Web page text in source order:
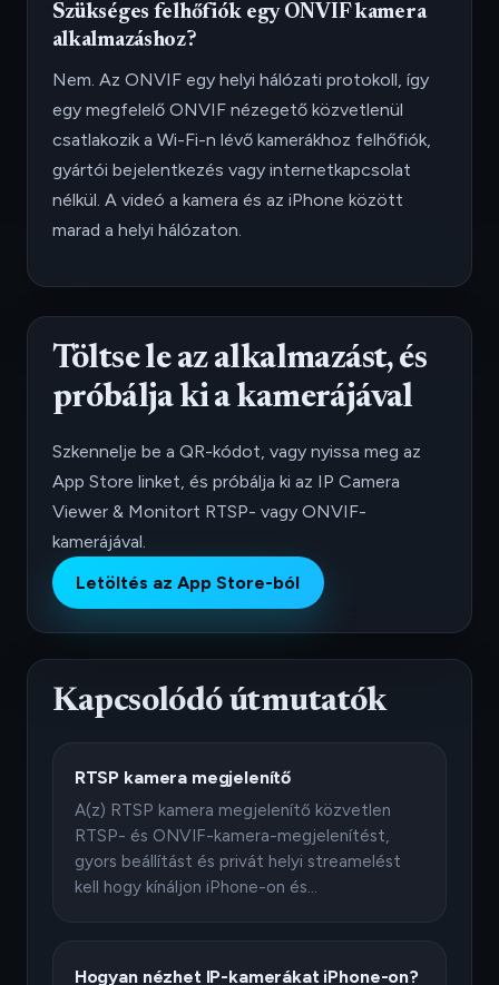
Szükséges felhőfiók egy ONVIF kamera
alkalmazáshoz?
Nem. Az ONVIF egy helyi hálózati protokoll, így
egy megfelelő ONVIF nézegető közvetlenül
csatlakozik a Wi-Fi-n lévő kamerákhoz felhőfiók,
gyártói bejelentkezés vagy internetkapcsolat
nélkül. A videó a kamera és az iPhone között
marad a helyi hálózaton.
Töltse le az alkalmazást, és
próbálja ki a kamerájával
Szkennelje be a QR-kódot, vagy nyissa meg az
App Store linket, és próbálja ki az IP Camera
Viewer & Monitort RTSP- vagy ONVIF-
kamerájával.
Letöltés az App Store-ból
Kapcsolódó útmutatók
RTSP kamera megjelenítő
A(z) RTSP kamera megjelenítő közvetlen
RTSP- és ONVIF-kamera-megjelenítést,
gyors beállítást és privát helyi streamelést
kell hogy kínáljon iPhone-on és…
Hogyan nézhet IP-kamerákat iPhone-on?